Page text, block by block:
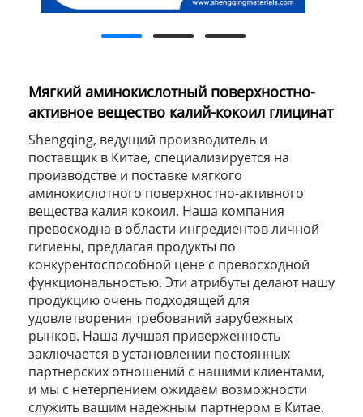
Мягкий аминокислотный поверхностно-
активное вещество калий-кокоил глицинат
Shengqing, ведущий производитель и
поставщик в Китае, специализируется на
производстве и поставке мягкого
аминокислотного поверхностно-активного
вещества калия кокоил. Наша компания
превосходна в области ингредиентов личной
гигиены, предлагая продукты по
конкурентоспособной цене с превосходной
функциональностью. Эти атрибуты делают нашу
продукцию очень подходящей для
удовлетворения требований зарубежных
рынков. Наша лучшая приверженность
заключается в установлении постоянных
партнерских отношений с нашими клиентами,
и мы с нетерпением ожидаем возможности
служить вашим надежным партнером в Китае.